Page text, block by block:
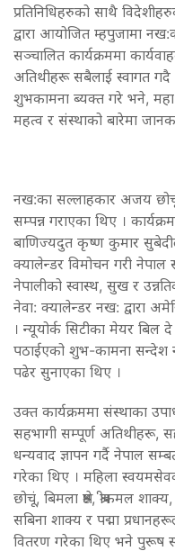
प्रतिनिधिहरुको साथै
द्वारा आयोजित म्हपुजामा
सञ्चालित कार्यक्रममा
अतिथीहरू सबैलाई स्वागत
शुभकामना ब्यक्त गरे भने, महा
महत्व र संस्थाको बारेमा
नख:का सल्लाहकार अजय छोचूंले
सम्पन्न गराएका थिए ।
बाणिज्यदुत कृष्ण कुमार
क्यालेन्डर विमोचन गरी नेपाल
नेपालीको स्वास्थ, सुख र
नेवा: क्यालेन्डर नख: द्वारा
। न्यूयोर्क सिटीका मेयर बिल
पठाईएको शुभ-कामना सन्देश
पढेर सुनाएका थिए ।
उक्त कार्यक्रममा संस्थाका
सहभागी सम्पूर्ण अतिथीहरू,
धन्यवाद ज्ञापन गर्दै नेपाल
गरेका थिए । महिला
छोचूं, बिमला श्रेष्ठ, श्रीकमल
सबिना शाक्य र पद्मा
वितरण गरेका थिए भने पुरूष